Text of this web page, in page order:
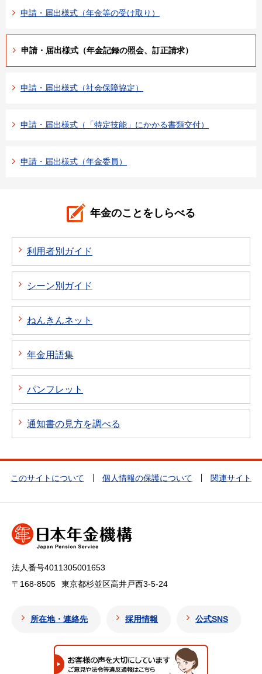
申請・届出様式（年金等の受け取り）
申請・届出様式（年金記録の照会、訂正請求）
申請・届出様式（社会保障協定）
申請・届出様式（「特定技能」にかかる書類交付）
申請・届出様式（年金委員）
年金のことをしらべる
利用者別ガイド
シーン別ガイド
ねんきんネット
年金用語集
パンフレット
通知書の見方を調べる
このサイトについて 個人情報の保護について 関連サイト
法人番号4011305001653
〒168-8505
東京都杉並区高井戸西3-5-24
所在地・連絡先 採用情報 公式SNS